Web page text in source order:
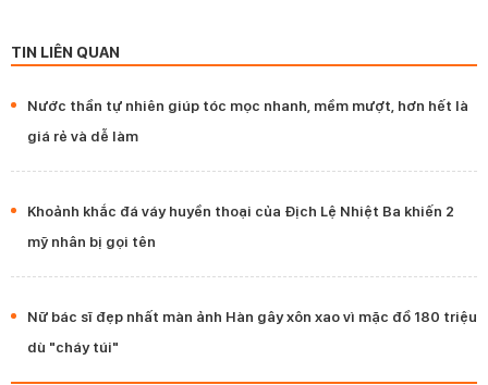
TIN LIÊN QUAN
Nước thần tự nhiên giúp tóc mọc nhanh, mềm mượt, hơn hết là
giá rẻ và dễ làm
Khoảnh khắc đá váy huyền thoại của Địch Lệ Nhiệt Ba khiến 2
mỹ nhân bị gọi tên
Nữ bác sĩ đẹp nhất màn ảnh Hàn gây xôn xao vì mặc đồ 180 triệu
dù "cháy túi"